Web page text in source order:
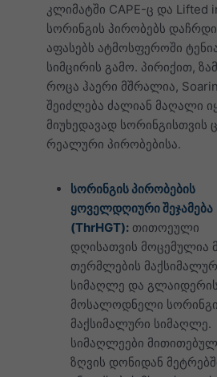
კლიმატში CAPE-ც და Lifted
სორინგის პირობებს
აფასებს ატმოსფეროში
სიმცირის გამო. პირიქით,
როცა ჰაერი მშრალია,
შეიძლება ძალიან მაღალი
მიუხედავად სორინგისთვის
რეალური პირობებისა.
სორინგის პირობების
ყოველდღიური შეჯამება
(ThrHGT): თითოეული
დღისათვის მოცემულია
თერმლების
სიმაღლე და
მოსალოდნელი
მაქსიმალური სიმაღლე.
სიმაღლეები
ზღვის დონიდან